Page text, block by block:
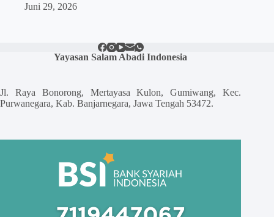
Juni 29, 2026
Yayasan Salam Abadi Indonesia
Jl. Raya Bonorong, Mertayasa Kulon, Gumiwang, Kec.
Purwanegara, Kab. Banjarnegara, Jawa Tengah 53472.